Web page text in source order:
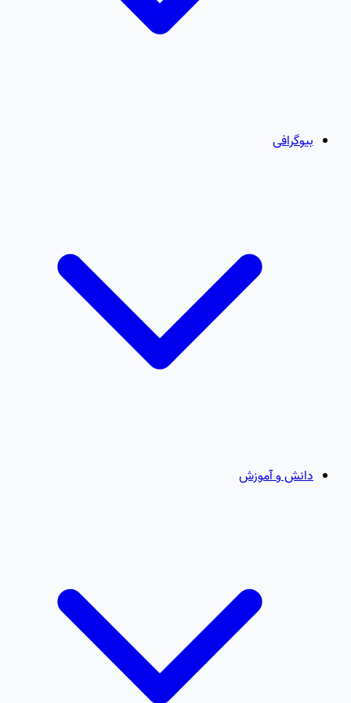
بیوگرافی
دانش و آموزش